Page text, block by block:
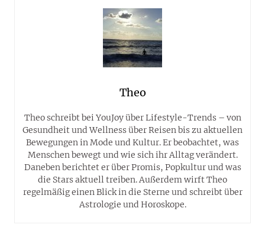
Theo
Theo schreibt bei YouJoy über Lifestyle-Trends – von
Gesundheit und Wellness über Reisen bis zu aktuellen
Bewegungen in Mode und Kultur. Er beobachtet, was
Menschen bewegt und wie sich ihr Alltag verändert.
Daneben berichtet er über Promis, Popkultur und was
die Stars aktuell treiben. Außerdem wirft Theo
regelmäßig einen Blick in die Sterne und schreibt über
Astrologie und Horoskope.